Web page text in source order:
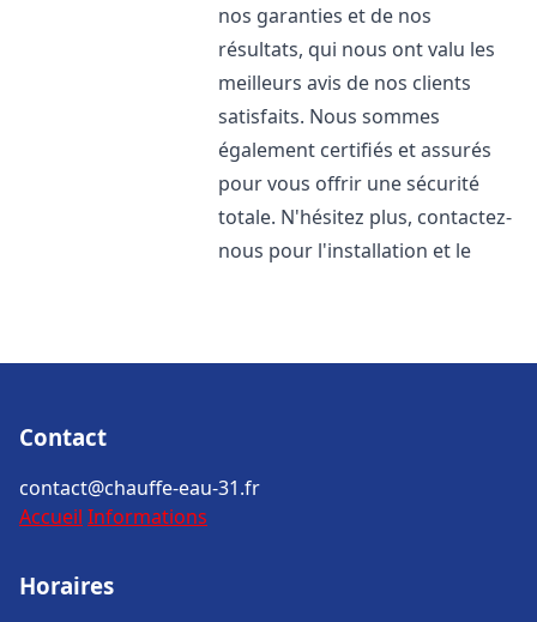
nos garanties et de nos
résultats, qui nous ont valu les
meilleurs avis de nos clients
satisfaits. Nous sommes
également certifiés et assurés
pour vous offrir une sécurité
totale. N'hésitez plus, contactez-
nous pour l'installation et le
Contact
contact@chauffe-eau-31.fr
Accueil Informations
Horaires